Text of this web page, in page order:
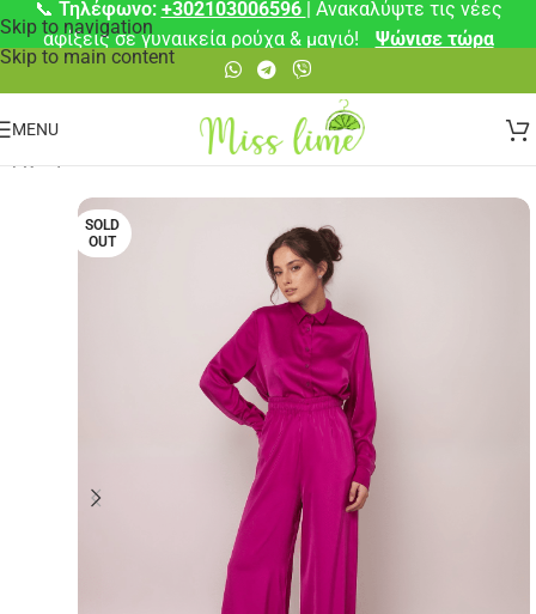
Skip to navigation
Skip to main content
📞 Τηλέφωνο: +302103006596 | Ανακαλύψτε τις νέες
αφίξεις σε γυναικεία ρούχα & μαγιό!
Ψώνισε τώρα
MENU
SOLD
OUT